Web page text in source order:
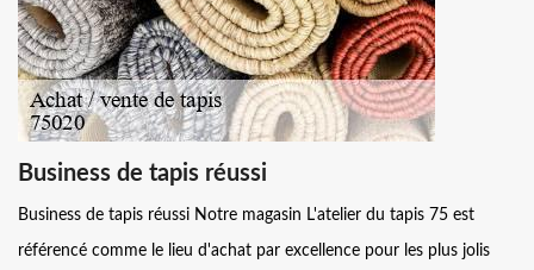
Business de tapis réussi
Business de tapis réussi Notre magasin L'atelier du tapis 75 est
référencé comme le lieu d'achat par excellence pour les plus jolis